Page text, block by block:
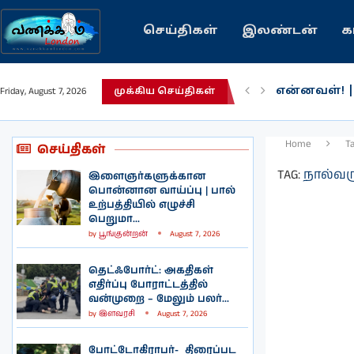
செய்திகள் இலண்டன்
Friday, August 7, 2026 முக்கிய செய்திகள்
என்னவள்! |
செய்திகள்
இளைஞர்களுக்கான
பொன்னான வாய்ப்பு | பால்
உற்பத்தியில் எழுச்சி
பெறுமா...
by பூங்குன்றன் August 7, 2026
தெட்ஃபோர்ட்: அகதிகள்
எதிர்ப்பு போராட்டத்தில்
வன்முறை – மேலும் பலர்...
by இளவரசி August 7, 2026
போட்டோகிராபர்- ‌ திரைப்பட
Home
TAG: